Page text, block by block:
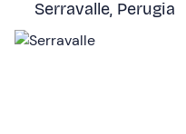
disporre di
annipartecipano
Serravalle, Perugia